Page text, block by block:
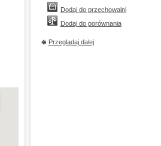
Dodaj do przechowalni
Dodaj do porównania
Przeglądaj dalej